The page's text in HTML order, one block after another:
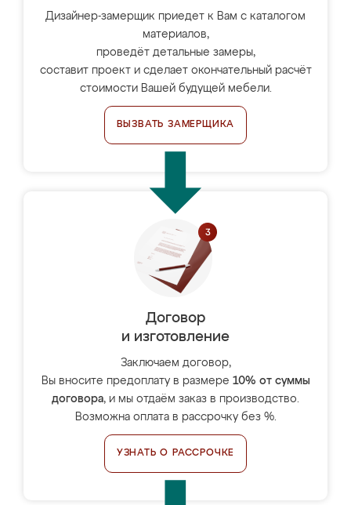
Дизайнер-замерщик приедет к Вам с каталогом
материалов,
проведёт детальные замеры,
составит проект и сделает окончательный расчёт
стоимости Вашей будущей мебели.
ВЫЗВАТЬ ЗАМЕРЩИКА
Договор
и изготовление
Заключаем договор,
Вы вносите предоплату в размере 10% от суммы
договора, и мы отдаём заказ в производство.
Возможна оплата в рассрочку без %.
УЗНАТЬ О РАССРОЧКЕ